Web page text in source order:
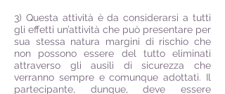
3) Questa attività è da considerarsi a tutti
gli effetti un’attività che può presentare per
sua stessa natura margini di rischio che
non possono essere del tutto eliminati
attraverso gli ausili di sicurezza che
verranno sempre e comunque adottati. Il
partecipante, dunque, deve essere